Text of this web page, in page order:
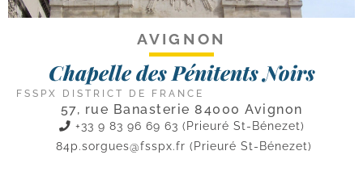
AVIGNON
Chapelle des Pénitents Noirs
FSSPX DISTRICT DE FRANCE
57, rue Banasterie 84000 Avignon
+33 9 83 96 69 63 (Prieuré St-Bénezet)
84p.sorgues@fsspx.fr (Prieuré St-Bénezet)